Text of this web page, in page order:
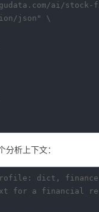
ai/
json" \
析上下文：
dict,
for a financial